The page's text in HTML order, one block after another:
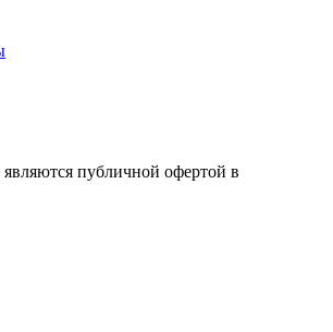
публичной офертой в